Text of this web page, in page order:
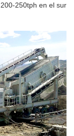
250tph en el sur